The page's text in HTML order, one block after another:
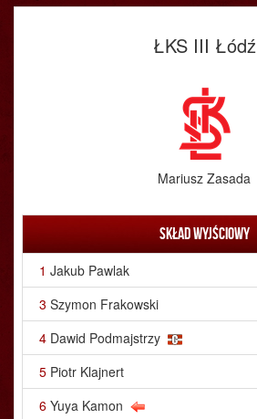
ŁKS III Łódź
Mariusz Zasada
Skład wyjściowy
1 Jakub Pawlak
3 Szymon Frakowski
4 Dawid Podmajstrzy
5 Piotr Klajnert
6 Yuya Kamon